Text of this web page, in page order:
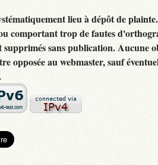
lieu à dépôt de
comportant trop de fautes
supprimés sans publication. Aucune
opposée au webmaster, sauf